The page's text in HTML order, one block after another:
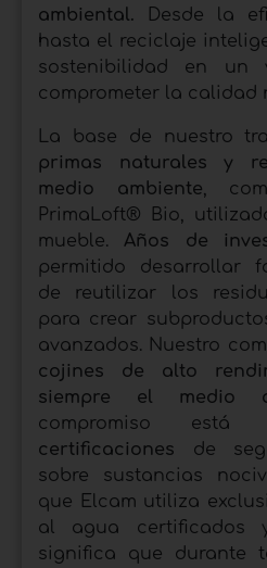
ambiental. Desde la
hasta el reciclaje
sostenibilidad en un
comprometer la calidad
La base de nuestro
primas naturales y
medio ambiente ,
PrimaLoft® Bio,
mueble. Años de
permitido desarrollar
de reutilizar los
para crear
avanzados. Nuestro
cojines de alto
siempre el medio
compromiso está
certificaciones de
sobre sustancias
que Elcam utiliza
al agua certificados
significa que durante